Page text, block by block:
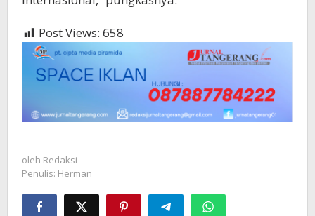
Post Views: 658
oleh Redaksi
Penulis: Herman